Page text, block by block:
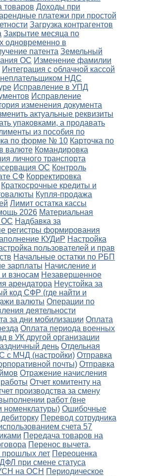
товаров Доходы при
платежи при простой
Загрузка контрагентов
Закрытие месяца по
одновременно в
патента Земельный
ОС Изменение фамилии
Интеграция с облачной кассой
НДС
Исправление в УПД
Исправление
изменения документа
актуальные реквизиты
упаковками, а продавать
из пособия по
по форме № 10 Карточка по
валюте Командировка
личного транспорта
ОС Контроль
СФ Корректировка
Краткосрочные кредиты и
Купля-продажа
Лимит остатка кассы
2026 Материальная
ОС Надбавка за
регистры формирования
КУДиР Настройка
пользователей и прав
Начальные остатки по РБП
зарплаты Начисление и
взносам Незавершенное
арендатора Неустойка за
код СФР (где найти и
валюты Операции по
деятельности
за дни мобилизации Оплата
Оплата периода военных
в УК другой организации
день Отдельная
с МЧД (настройки) Отправка
почты) Отправка
Отражение начисления
Отчет комитенту на
производства за смену
работ (вне
номенклатуры) Ошибочные
Перевод сотрудника
счета 57
Передача товаров на
Перенос вычета,
прошлых лет Переоценка
при смене статуса
на ОСН Периодическое